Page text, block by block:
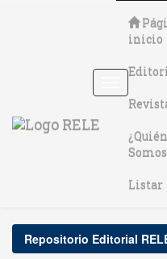
inicio
Listar
Repositorio Editorial